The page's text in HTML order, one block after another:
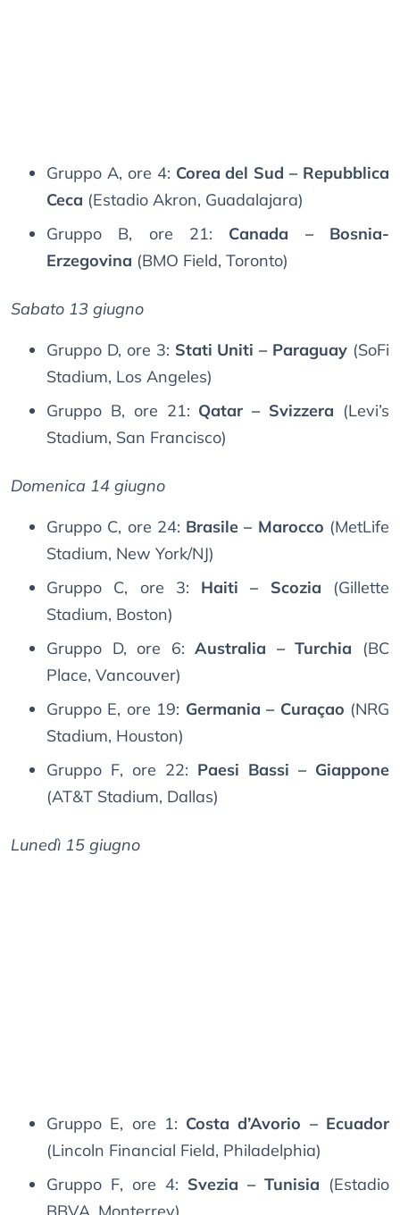
Gruppo A, ore 4: Corea del Sud – Repubblica
Ceca (Estadio Akron, Guadalajara)
Gruppo B, ore 21: Canada – Bosnia-
Erzegovina (BMO Field, Toronto)
Sabato 13 giugno
Gruppo D, ore 3: Stati Uniti – Paraguay (SoFi
Stadium, Los Angeles)
Gruppo B, ore 21: Qatar – Svizzera (Levi’s
Stadium, San Francisco)
Domenica 14 giugno
Gruppo C, ore 24: Brasile – Marocco (MetLife
Stadium, New York/NJ)
Gruppo C, ore 3: Haiti – Scozia (Gillette
Stadium, Boston)
Gruppo D, ore 6:Australia – Turchia (BC
Place, Vancouver)
Gruppo E, ore 19: Germania – Curaçao (NRG
Stadium, Houston)
Gruppo F, ore 22: Paesi Bassi – Giappone
(AT&T Stadium, Dallas)
Lunedì 15 giugno
Gruppo E, ore 1: Costa d’Avorio – Ecuador
(Lincoln Financial Field, Philadelphia)
Gruppo F, ore 4: Svezia – Tunisia (Estadio